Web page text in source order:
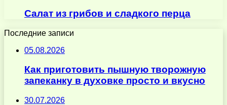
Салат из грибов и сладкого перца
Последние записи
05.08.2026
Как приготовить пышную творожную
запеканку в духовке просто и вкусно
30.07.2026